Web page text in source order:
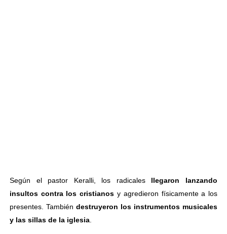
Según el pastor Keralli, los radicales llegaron lanzando
insultos contra los cristianos y agredieron físicamente a los
presentes. También destruyeron los instrumentos musicales
y las sillas de la iglesia.